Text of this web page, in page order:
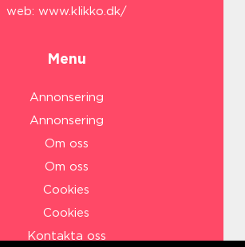
web: www.klikko.dk/
Menu
Annonsering
Annonsering
Om oss
Om oss
Cookies
Cookies
Kontakta oss